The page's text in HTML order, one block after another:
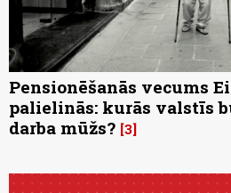
Pensionēšanās vecums
palielinās: kurās valstīs
darba mūžs? 3